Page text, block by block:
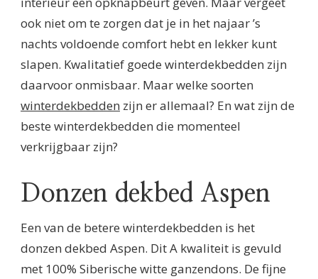
ook niet om te zorgen dat je in het najaar ’s
nachts voldoende comfort hebt en lekker kunt
slapen. Kwalitatief goede winterdekbedden zijn
daarvoor onmisbaar. Maar welke soorten
winterdekbedden zijn er allemaal? En wat zijn de
beste winterdekbedden die momenteel
verkrijgbaar zijn?
Donzen dekbed Aspen
Een van de betere winterdekbedden is het
donzen dekbed Aspen. Dit A kwaliteit is gevuld
met 100% Siberische witte ganzendons. De fijne